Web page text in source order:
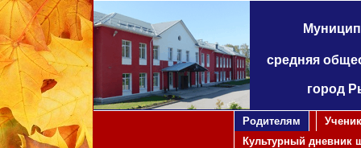
средняя
город
Родителям
Культурный дневник